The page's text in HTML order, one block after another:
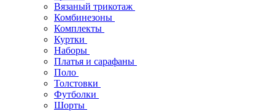
Вязаный трикотаж
Комбинезоны
Комплекты
Куртки
Наборы
Платья и сарафаны
Поло
Толстовки
Футболки
Шорты